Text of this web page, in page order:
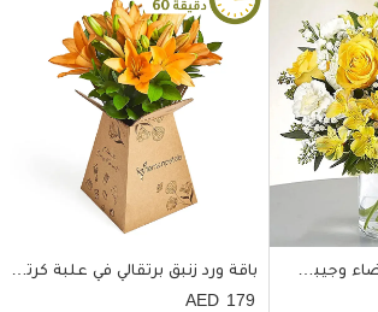
باقة ورود صفراء وبيضاء وجيبسوفيليا في فازة زجاجية
باقة ورد زنبق برتقالي في علبة كرتون أنيقة
179